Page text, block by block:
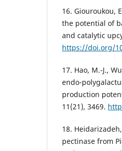
16. Giouroukou,
the potential of
and catalytic
https://doi.org/
17. Hao, M.-J.,
endo-
production
11(21), 3469.
18.
pectinase from